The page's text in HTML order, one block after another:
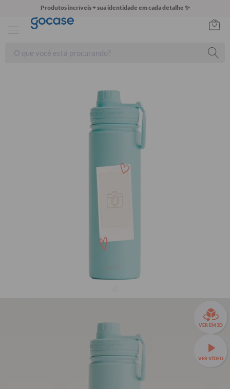
Produtos incríveis + sua identidade em cada detalhe ✨
VER EM 3D
VER VÍDEO
Garrafa Térmica Fresh + Ebook - Picture - Melhor